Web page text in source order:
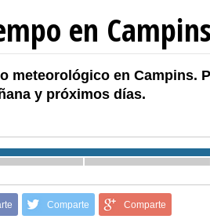
en Campins
meteorológico en Campins.
y próximos días.
Comparte Comparte